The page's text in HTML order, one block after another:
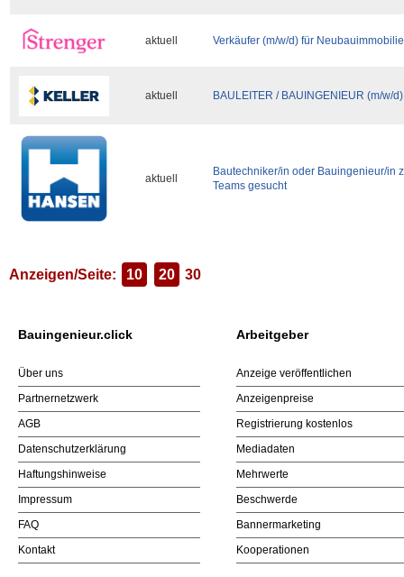
aktuell Verkäufer (m/w/d) für
aktuell BAULEITER / BAUINGENIEUR (m/w/
aktuell
Bautechniker/in oder Bauingenieur/in
Teams gesucht
Anzeigen/Seite: 10 20 30
Bauingenieur.click Arbeitgeber
Über uns
Partnernetzwerk
AGB
Datenschutzerklärung
Haftungshinweise
Impressum
FAQ
Kontakt
Anzeige veröffentlichen
Anzeigenpreise
Registrierung kostenlos
Mediadaten
Mehrwerte
Beschwerde
Bannermarketing
Kooperationen